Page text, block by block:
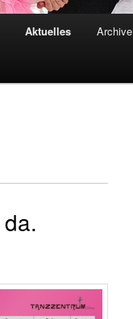
Aktuelles Archive